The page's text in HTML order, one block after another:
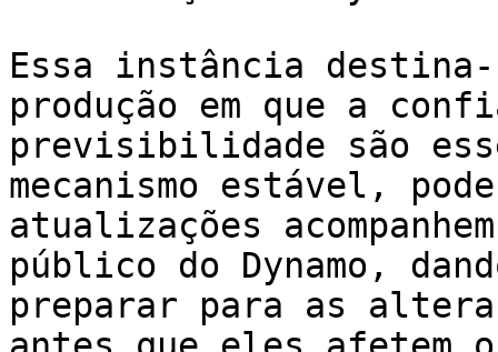
Essa instância
produção em que a
previsibilidade são
mecanismo estável,
atualizações
público do Dynamo,
preparar para as